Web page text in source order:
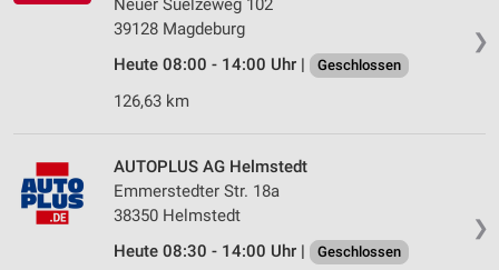
❯
Neuer Suelzeweg 102
39128 Magdeburg
Heute 08:00 - 14:00 Uhr |
Geschlossen
126,63 km
❯
AUTOPLUS AG Helmstedt
Emmerstedter Str. 18a
38350 Helmstedt
Heute 08:30 - 14:00 Uhr |
Geschlossen